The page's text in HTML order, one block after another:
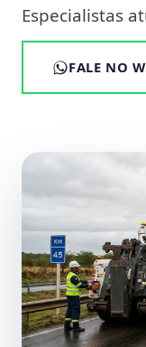
Especialistas
FALE NO